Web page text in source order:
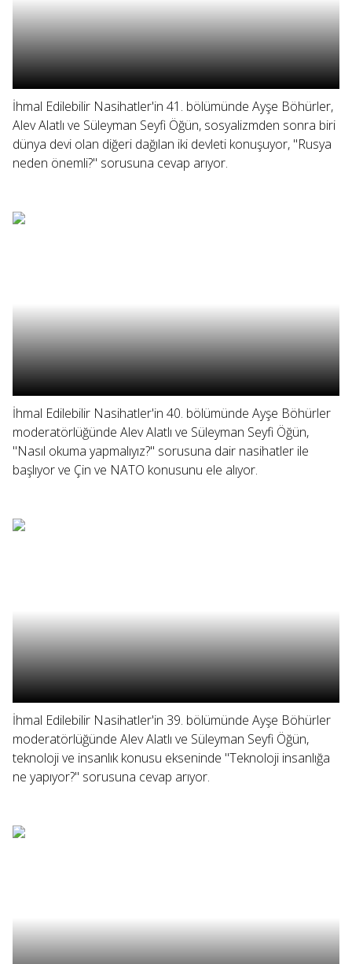
İhmal Edilebilir Nasihatler'in 41. bölümünde Ayşe Böhürler,
Alev Alatlı ve Süleyman Seyfi Öğün, sosyalizmden sonra biri
dünya devi olan diğeri dağılan iki devleti konuşuyor, "Rusya
neden önemli?" sorusuna cevap arıyor.
İhmal Edilebilir Nasihatler'in 40. bölümünde Ayşe Böhürler
moderatörlüğünde Alev Alatlı ve Süleyman Seyfi Öğün,
"Nasıl okuma yapmalıyız?" sorusuna dair nasihatler ile
başlıyor ve Çin ve NATO konusunu ele alıyor.
İhmal Edilebilir Nasihatler'in 39. bölümünde Ayşe Böhürler
moderatörlüğünde Alev Alatlı ve Süleyman Seyfi Öğün,
teknoloji ve insanlık konusu ekseninde "Teknoloji insanlığa
ne yapıyor?" sorusuna cevap arıyor.